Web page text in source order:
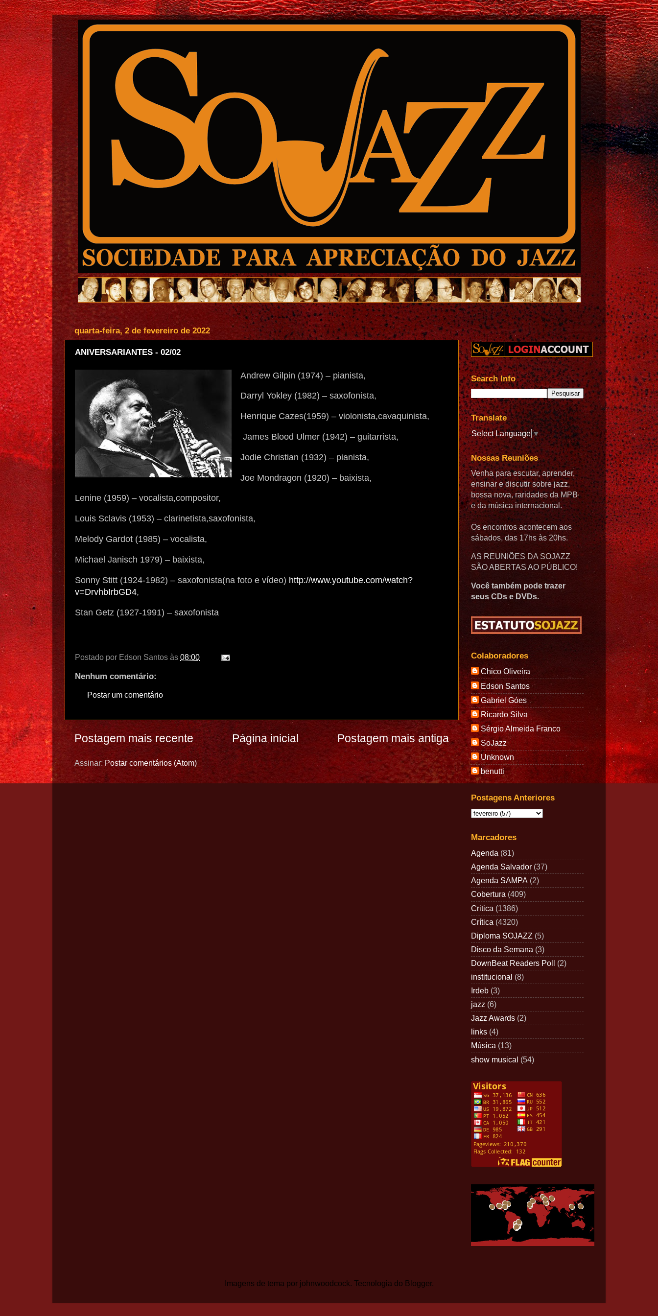
quarta-feira, 2 de fevereiro de 2022
ANIVERSARIANTES - 02/02
Andrew Gilpin (1974) – pianista,
Darryl Yokley (1982) – saxofonista,
Henrique Cazes(1959) – violonista,cavaquinista,
James Blood Ulmer (1942) – guitarrista,
Jodie Christian (1932) – pianista,
Joe Mondragon (1920) – baixista,
Lenine (1959) – vocalista,compositor,
Louis Sclavis (1953) – clarinetista,saxofonista,
Melody Gardot (1985) – vocalista,
Michael Janisch 1979) – baixista,
Sonny Stitt (1924-1982) – saxofonista(na foto e vídeo) http://www.youtube.com/watch?
v=DrvhbIrbGD4,
Stan Getz (1927-1991) – saxofonista
Postado por Edson Santos às 08:00
Nenhum comentário:
Postar um comentário
Postagem mais recente Postagem mais antiga
Página inicial
Assinar:Postar comentários (Atom)
Search Info
Translate
Select Language▼
Nossas Reuniões
Venha para escutar, aprender,
ensinar e discutir sobre jazz,
bossa nova, raridades da MPB
e da música internacional.
Os encontros acontecem aos
sábados, das 17hs às 20hs.
AS REUNIÕES DA SOJAZZ
SÃO ABERTAS AO PÚBLICO!
Você também pode trazer
seus CDs e DVDs.
Colaboradores
Chico Oliveira
Edson Santos
Gabriel Góes
Ricardo Silva
Sérgio Almeida Franco
SoJazz
Unknown
benutti
Postagens Anteriores
Marcadores
Agenda (81)
Agenda Salvador (37)
Agenda SAMPA (2)
Cobertura (409)
Critica (1386)
Crítica (4320)
Diploma SOJAZZ (5)
Disco da Semana (3)
DownBeat Readers Poll (2)
institucional (8)
Irdeb (3)
jazz (6)
Jazz Awards (2)
links (4)
Música (13)
show musical (54)
Imagens de tema por johnwoodcock. Tecnologia do Blogger.